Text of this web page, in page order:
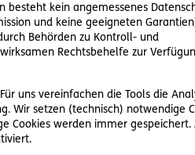
kein angemessenes
und keine geeigneten
Behörden zu Kontroll- und
Rechtsbehelfe zur
uns vereinfachen die Tools die
Wir setzen (technisch) notwendige
Cookies werden immer
(§ 29 Abs 1 ZPO).
besteht, können die Parteien